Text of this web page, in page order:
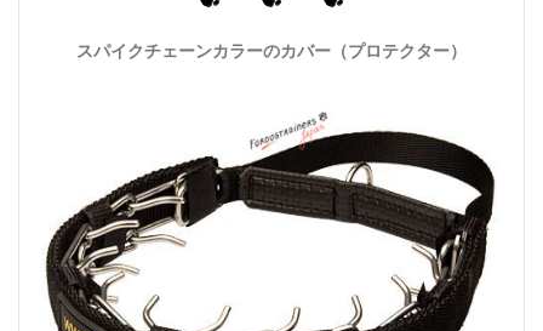
スパイクチェーンカラーのカバー（プロテクター）